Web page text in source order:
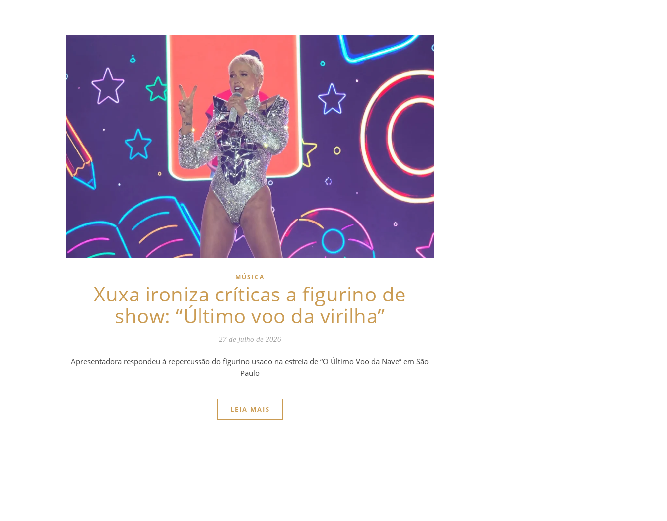
MÚSICA
Xuxa ironiza críticas a figurino de
show: “Último voo da virilha”
27 de julho de 2026
Apresentadora respondeu à repercussão do figurino usado na estreia de “O Último Voo da Nave” em São
Paulo
LEIA MAIS